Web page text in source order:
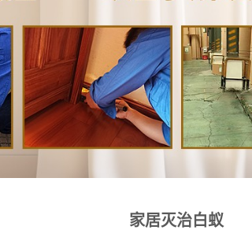
家居灭治白蚁